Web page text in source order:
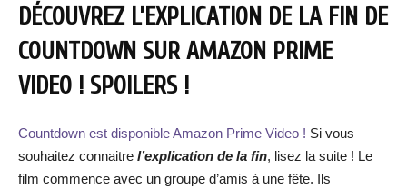
DÉCOUVREZ L’EXPLICATION DE LA FIN DE
COUNTDOWN SUR AMAZON PRIME
VIDEO ! SPOILERS !
Countdown est disponible Amazon Prime Video ! Si vous
souhaitez connaitre l’explication de la fin, lisez la suite ! Le
film commence avec un groupe d’amis à une fête. Ils